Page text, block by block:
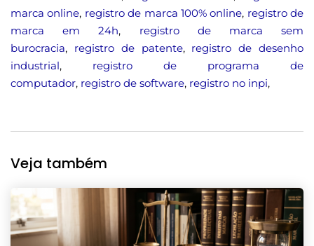
marca online, registro de marca 100% online, registro de
marca em 24h, registro de marca sem
burocracia, registro de patente, registro de desenho
industrial, registro de programa de
computador, registro de software, registro no inpi,
Veja também